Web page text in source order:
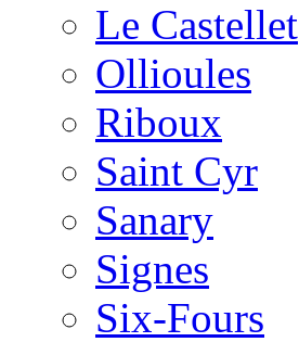
Le Castellet
Ollioules
Riboux
Saint Cyr
Sanary
Signes
Six-Fours